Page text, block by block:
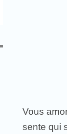
Vous
sente qui